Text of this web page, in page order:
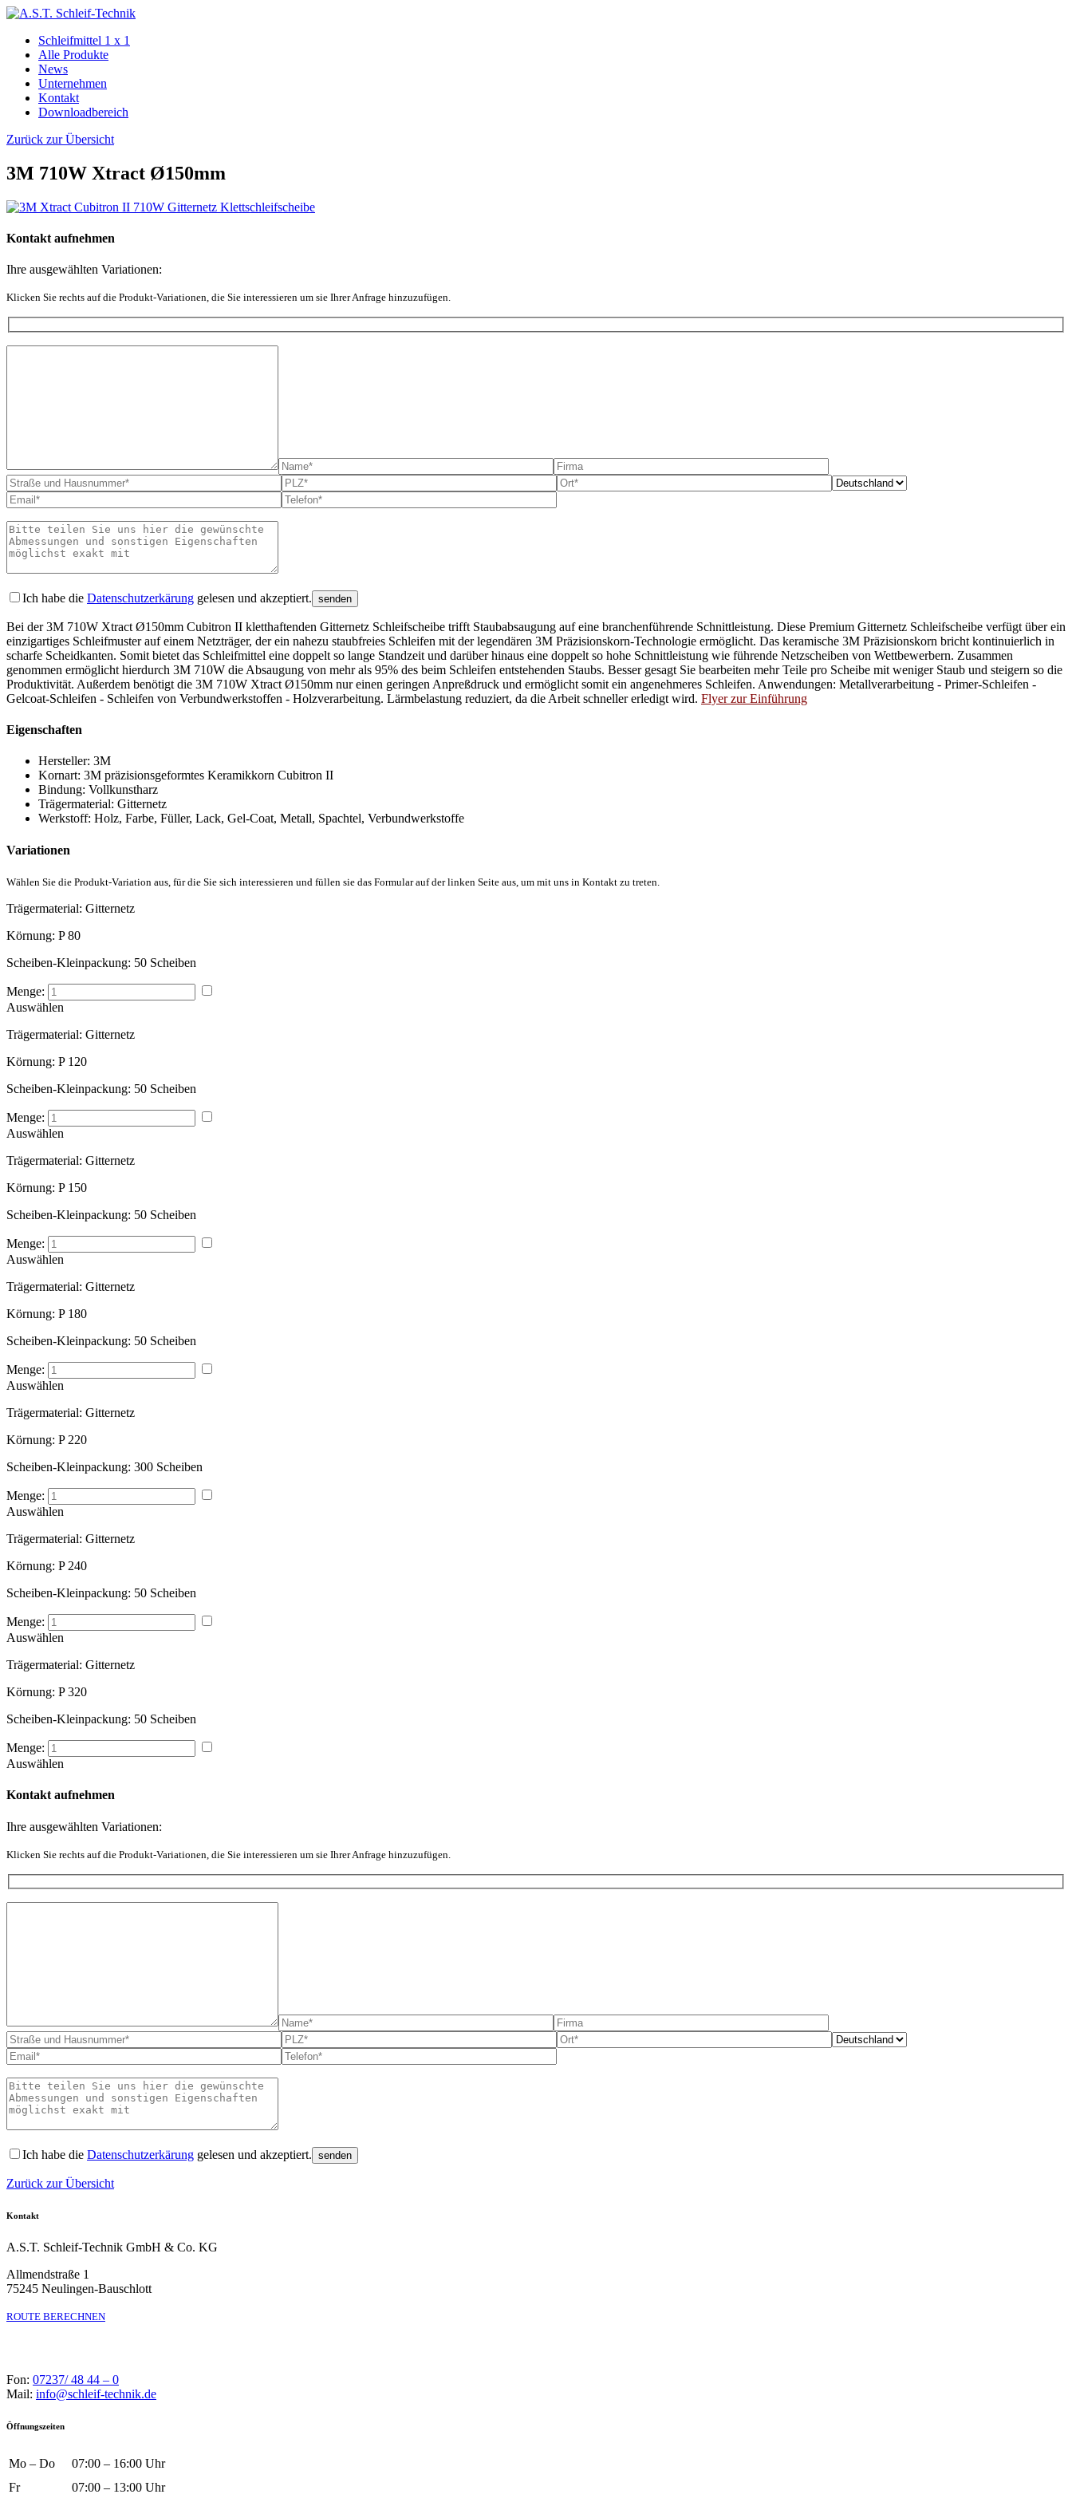
Schleifmittel 1 x 1
Alle Produkte
News
Unternehmen
Kontakt
Downloadbereich
Zurück zur Übersicht
3M 710W Xtract Ø150mm
Kontakt aufnehmen
Ihre ausgewählten Variationen:
Klicken Sie rechts auf die Produkt-Variationen, die Sie interessieren um sie Ihrer Anfrage hinzuzufügen.
Ich habe die Datenschutzerkärung gelesen und akzeptiert.Bitte lasse dieses Feld leer.
Bei der 3M 710W Xtract Ø150mm Cubitron II kletthaftenden Gitternetz Schleifscheibe trifft Staubabsaugung auf eine branchenführende Schnittleistung. Diese Premium Gitternetz Schleifscheibe verfügt über ein
einzigartiges Schleifmuster auf einem Netzträger, der ein nahezu staubfreies Schleifen mit der legendären 3M Präzisionskorn-Technologie ermöglicht. Das keramische 3M Präzisionskorn bricht kontinuierlich in
scharfe Scheidkanten. Somit bietet das Schleifmittel eine doppelt so lange Standzeit und darüber hinaus eine doppelt so hohe Schnittleistung wie führende Netzscheiben von Wettbewerbern. Zusammen
genommen ermöglicht hierdurch 3M 710W die Absaugung von mehr als 95% des beim Schleifen entstehenden Staubs. Besser gesagt Sie bearbeiten mehr Teile pro Scheibe mit weniger Staub und steigern so die
Produktivität. Außerdem benötigt die 3M 710W Xtract Ø150mm nur einen geringen Anpreßdruck und ermöglicht somit ein angenehmeres Schleifen. Anwendungen: Metallverarbeitung - Primer-Schleifen -
Gelcoat-Schleifen - Schleifen von Verbundwerkstoffen - Holzverarbeitung. Lärmbelastung reduziert, da die Arbeit schneller erledigt wird. Flyer zur Einführung
Eigenschaften
Hersteller: 3M
Kornart: 3M präzisionsgeformtes Keramikkorn Cubitron II
Bindung: Vollkunstharz
Trägermaterial: Gitternetz
Werkstoff: Holz, Farbe, Füller, Lack, Gel-Coat, Metall, Spachtel, Verbundwerkstoffe
Variationen
Wählen Sie die Produkt-Variation aus, für die Sie sich interessieren und füllen sie das Formular auf der linken Seite aus, um mit uns in Kontakt zu treten.
Trägermaterial: Gitternetz
Körnung: P 80
Scheiben-Kleinpackung: 50 Scheiben
Menge:
Auswählen
Trägermaterial: Gitternetz
Körnung: P 120
Scheiben-Kleinpackung: 50 Scheiben
Menge:
Auswählen
Trägermaterial: Gitternetz
Körnung: P 150
Scheiben-Kleinpackung: 50 Scheiben
Menge:
Auswählen
Trägermaterial: Gitternetz
Körnung: P 180
Scheiben-Kleinpackung: 50 Scheiben
Menge:
Auswählen
Trägermaterial: Gitternetz
Körnung: P 220
Scheiben-Kleinpackung: 300 Scheiben
Menge:
Auswählen
Trägermaterial: Gitternetz
Körnung: P 240
Scheiben-Kleinpackung: 50 Scheiben
Menge:
Auswählen
Trägermaterial: Gitternetz
Körnung: P 320
Scheiben-Kleinpackung: 50 Scheiben
Menge:
Auswählen
Kontakt aufnehmen
Ihre ausgewählten Variationen:
Klicken Sie rechts auf die Produkt-Variationen, die Sie interessieren um sie Ihrer Anfrage hinzuzufügen.
Ich habe die Datenschutzerkärung gelesen und akzeptiert.Bitte lasse dieses Feld leer.
Zurück zur Übersicht
Kontakt
A.S.T. Schleif-Technik GmbH & Co. KG
Allmendstraße 1
75245 Neulingen-Bauschlott
ROUTE BERECHNEN
Fon: 07237/ 48 44 – 0
Mail: info@schleif-technik.de
Öffnungszeiten
Mo – Do
07:00 – 16:00 Uhr
Fr
07:00 – 13:00 Uhr